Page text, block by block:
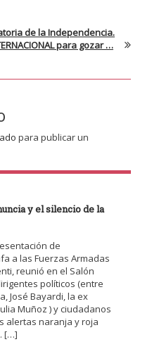
de la Independencia.
para gozar …
para publicar un
y el silencio de la
de
a las Fuerzas Armadas
reunió en el Salón
políticos (entre
José Bayardi, la ex
Muñoz ) y ciudadanos
alertas naranja y roja
[…]